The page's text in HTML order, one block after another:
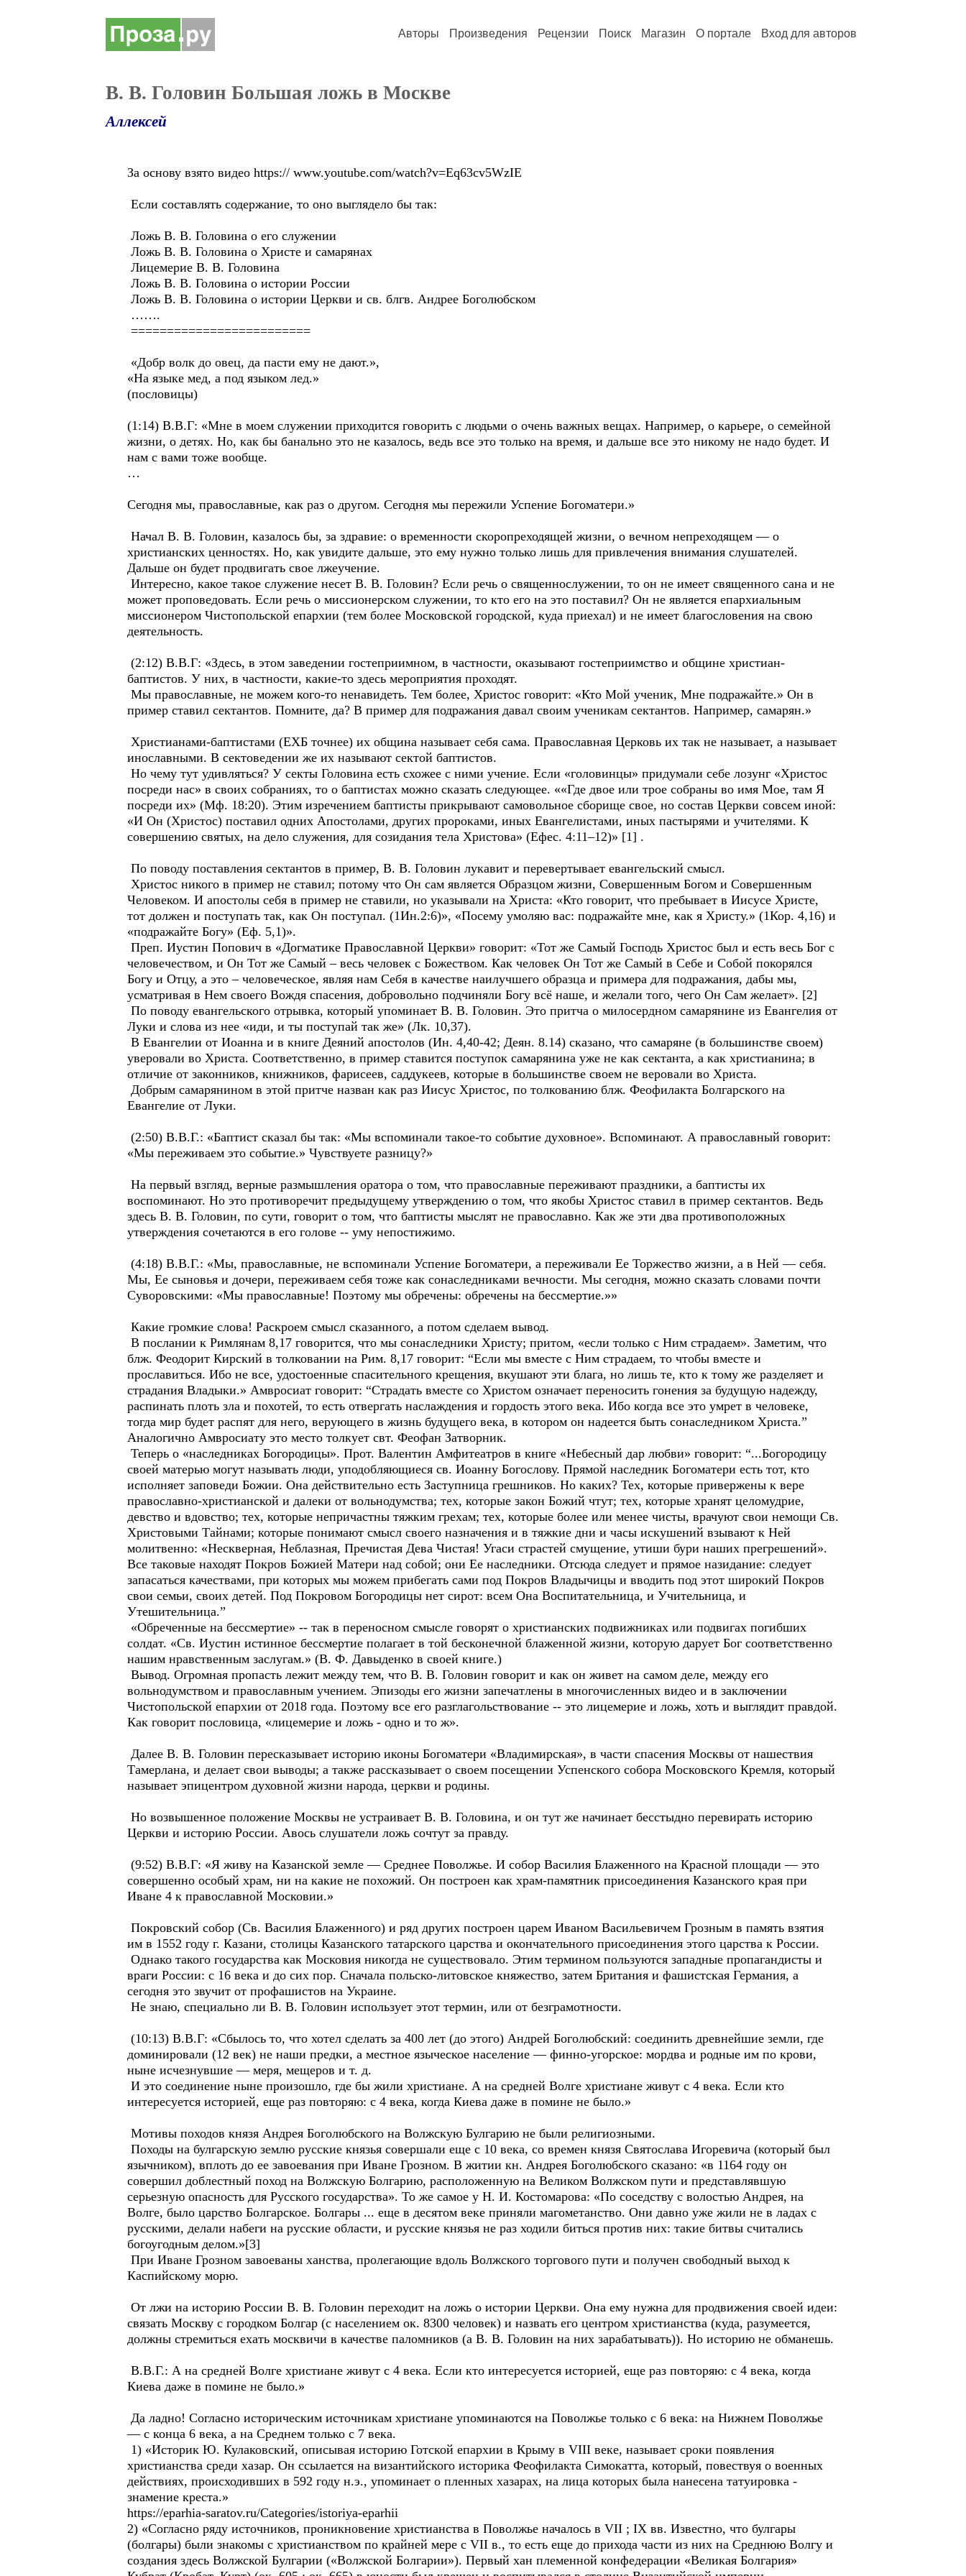
Авторы Произведения Рецензии Поиск Магазин О портале Вход для авторов
В. В. Головин Большая ложь в Москве
Аллексей
За основу взято видео https:// www.youtube.com/watch?v=Eq63cv5WzIE
Если составлять содержание, то оно выглядело бы так:
Ложь В. В. Головина о его служении
Ложь В. В. Головина о Христе и самарянах
Лицемерие В. В. Головина
Ложь В. В. Головина о истории России
Ложь В. В. Головина о истории Церкви и св. блгв. Андрее Боголюбском
…….
=========================
«Добр волк до овец, да пасти ему не дают.»,
«На языке мед, а под языком лед.»
(пословицы)
(1:14) В.В.Г: «Мне в моем служении приходится говорить с людьми о очень важных вещах. Например, о карьере, о семейной
жизни, о детях. Но, как бы банально это не казалось, ведь все это только на время, и дальше все это никому не надо будет. И
нам с вами тоже вообще.
…
Сегодня мы, православные, как раз о другом. Сегодня мы пережили Успение Богоматери.»
Начал В. В. Головин, казалось бы, за здравие: о временности скоропреходящей жизни, о вечном непреходящем — о
христианских ценностях. Но, как увидите дальше, это ему нужно только лишь для привлечения внимания слушателей.
Дальше он будет продвигать свое лжеучение.
Интересно, какое такое служение несет В. В. Головин? Если речь о священнослужении, то он не имеет священного сана и не
может проповедовать. Если речь о миссионерском служении, то кто его на это поставил? Он не является епархиальным
миссионером Чистопольской епархии (тем более Московской городской, куда приехал) и не имеет благословения на свою
деятельность.
(2:12) В.В.Г: «Здесь, в этом заведении гостеприимном, в частности, оказывают гостеприимство и общине христиан-
баптистов. У них, в частности, какие-то здесь мероприятия проходят.
Мы православные, не можем кого-то ненавидеть. Тем более, Христос говорит: «Кто Мой ученик, Мне подражайте.» Он в
пример ставил сектантов. Помните, да? В пример для подражания давал своим ученикам сектантов. Например, самарян.»
Христианами-баптистами (ЕХБ точнее) их община называет себя сама. Православная Церковь их так не называет, а называет
инославными. В сектоведении же их называют сектой баптистов.
Но чему тут удивляться? У секты Головина есть схожее с ними учение. Если «головинцы» придумали себе лозунг «Христос
посреди нас» в своих собраниях, то о баптистах можно сказать следующее. ««Где двое или трое собраны во имя Мое, там Я
посреди их» (Мф. 18:20). Этим изречением баптисты прикрывают самовольное сборище свое, но состав Церкви совсем иной:
«И Он (Христос) поставил одних Апостолами, других пророками, иных Евангелистами, иных пастырями и учителями. К
совершению святых, на дело служения, для созидания тела Христова» (Ефес. 4:11–12)» [1] .
По поводу поставления сектантов в пример, В. В. Головин лукавит и перевертывает евангельский смысл.
Христос никого в пример не ставил; потому что Он сам является Образцом жизни, Совершенным Богом и Совершенным
Человеком. И апостолы себя в пример не ставили, но указывали на Христа: «Кто говорит, что пребывает в Иисусе Христе,
тот должен и поступать так, как Он поступал. (1Ин.2:6)», «Посему умоляю вас: подражайте мне, как я Христу.» (1Кор. 4,16) и
«подражайте Богу» (Еф. 5,1)».
Преп. Иустин Попович в «Догматике Православной Церкви» говорит: «Тот же Самый Господь Христос был и есть весь Бог с
человечеством, и Он Тот же Самый – весь человек с Божеством. Как человек Он Тот же Самый в Себе и Собой покорялся
Богу и Отцу, а это – человеческое, являя нам Себя в качестве наилучшего образца и примера для подражания, дабы мы,
усматривая в Нем своего Вождя спасения, добровольно подчиняли Богу всё наше, и желали того, чего Он Сам желает». [2]
По поводу евангельского отрывка, который упоминает В. В. Головин. Это притча о милосердном самарянине из Евангелия от
Луки и слова из нее «иди, и ты поступай так же» (Лк. 10,37).
В Евангелии от Иоанна и в книге Деяний апостолов (Ин. 4,40-42; Деян. 8.14) сказано, что самаряне (в большинстве своем)
уверовали во Христа. Соответственно, в пример ставится поступок самарянина уже не как сектанта, а как христианина; в
отличие от законников, книжников, фарисеев, саддукеев, которые в большинстве своем не веровали во Христа.
Добрым самарянином в этой притче назван как раз Иисус Христос, по толкованию блж. Феофилакта Болгарского на
Евангелие от Луки.
(2:50) В.В.Г.: «Баптист сказал бы так: «Мы вспоминали такое-то событие духовное». Вспоминают. А православный говорит:
«Мы переживаем это событие.» Чувствуете разницу?»
На первый взгляд, верные размышления оратора о том, что православные переживают праздники, а баптисты их
воспоминают. Но это противоречит предыдущему утверждению о том, что якобы Христос ставил в пример сектантов. Ведь
здесь В. В. Головин, по сути, говорит о том, что баптисты мыслят не православно. Как же эти два противоположных
утверждения сочетаются в его голове -- уму непостижимо.
(4:18) В.В.Г.: «Мы, православные, не вспоминали Успение Богоматери, а переживали Ее Торжество жизни, а в Ней — себя.
Мы, Ее сыновья и дочери, переживаем себя тоже как сонаследниками вечности. Мы сегодня, можно сказать словами почти
Суворовскими: «Мы православные! Поэтому мы обречены: обречены на бессмертие.»»
Какие громкие слова! Раскроем смысл сказанного, а потом сделаем вывод.
В послании к Римлянам 8,17 говорится, что мы сонаследники Христу; притом, «если только с Ним страдаем». Заметим, что
блж. Феодорит Кирский в толковании на Рим. 8,17 говорит: “Если мы вместе с Ним страдаем, то чтобы вместе и
прославиться. Ибо не все, удостоенные спасительного крещения, вкушают эти блага, но лишь те, кто к тому же разделяет и
страдания Владыки.» Амвросиат говорит: “Страдать вместе со Христом означает переносить гонения за будущую надежду,
распинать плоть зла и похотей, то есть отвергать наслаждения и гордость этого века. Ибо когда все это умрет в человеке,
тогда мир будет распят для него, верующего в жизнь будущего века, в котором он надеется быть сонаследником Христа.”
Аналогично Амвросиату это место толкует свт. Феофан Затворник.
Теперь о «наследниках Богородицы». Прот. Валентин Амфитеатров в книге «Небесный дар любви» говорит: “...Богородицу
своей матерью могут называть люди, уподобляющиеся св. Иоанну Богослову. Прямой наследник Богоматери есть тот, кто
исполняет заповеди Божии. Она действительно есть Заступница грешников. Но каких? Тех, которые привержены к вере
православно-христианской и далеки от вольнодумства; тех, которые закон Божий чтут; тех, которые хранят целомудрие,
девство и вдовство; тех, которые непричастны тяжким грехам; тех, которые более или менее чисты, врачуют свои немощи Св.
Христовыми Тайнами; которые понимают смысл своего назначения и в тяжкие дни и часы искушений взывают к Ней
молитвенно: «Нескверная, Неблазная, Пречистая Дева Чистая! Угаси страстей смущение, утиши бури наших прегрешений».
Все таковые находят Покров Божией Матери над собой; они Ее наследники. Отсюда следует и прямое назидание: следует
запасаться качествами, при которых мы можем прибегать сами под Покров Владычицы и вводить под этот широкий Покров
свои семьи, своих детей. Под Покровом Богородицы нет сирот: всем Она Воспитательница, и Учительница, и
Утешительница.”
«Обреченные на бессмертие» -- так в переносном смысле говорят о христианских подвижниках или подвигах погибших
солдат. «Св. Иустин истинное бессмертие полагает в той бесконечной блаженной жизни, которую дарует Бог соответственно
нашим нравственным заслугам.» (В. Ф. Давыденко в своей книге.)
Вывод. Огромная пропасть лежит между тем, что В. В. Головин говорит и как он живет на самом деле, между его
вольнодумством и православным учением. Эпизоды его жизни запечатлены в многочисленных видео и в заключении
Чистопольской епархии от 2018 года. Поэтому все его разглагольствование -- это лицемерие и ложь, хоть и выглядит правдой.
Как говорит пословица, «лицемерие и ложь - одно и то ж».
Далее В. В. Головин пересказывает историю иконы Богоматери «Владимирская», в части спасения Москвы от нашествия
Тамерлана, и делает свои выводы; а также рассказывает о своем посещении Успенского собора Московского Кремля, который
называет эпицентром духовной жизни народа, церкви и родины.
Но возвышенное положение Москвы не устраивает В. В. Головина, и он тут же начинает бесстыдно перевирать историю
Церкви и историю России. Авось слушатели ложь сочтут за правду.
(9:52) В.В.Г: «Я живу на Казанской земле — Среднее Поволжье. И собор Василия Блаженного на Красной площади — это
совершенно особый храм, ни на какие не похожий. Он построен как храм-памятник присоединения Казанского края при
Иване 4 к православной Московии.»
Покровский собор (Св. Василия Блаженного) и ряд других построен царем Иваном Васильевичем Грозным в память взятия
им в 1552 году г. Казани, столицы Казанского татарского царства и окончательного присоединения этого царства к России.
Однако такого государства как Московия никогда не существовало. Этим термином пользуются западные пропагандисты и
враги России: с 16 века и до сих пор. Сначала польско-литовское княжество, затем Британия и фашистская Германия, а
сегодня это звучит от профашистов на Украине.
Не знаю, специально ли В. В. Головин использует этот термин, или от безграмотности.
(10:13) В.В.Г: «Сбылось то, что хотел сделать за 400 лет (до этого) Андрей Боголюбский: соединить древнейшие земли, где
доминировали (12 век) не наши предки, а местное языческое население — финно-угорское: мордва и родные им по крови,
ныне исчезнувшие — меря, мещеров и т. д.
И это соединение ныне произошло, где бы жили христиане. А на средней Волге христиане живут с 4 века. Если кто
интересуется историей, еще раз повторяю: c 4 века, когда Киева даже в помине не было.»
Мотивы походов князя Андрея Боголюбского на Волжскую Булгарию не были религиозными.
Походы на булгарскую землю русские князья совершали еще с 10 века, со времен князя Святослава Игоревича (который был
язычником), вплоть до ее завоевания при Иване Грозном. В житии кн. Андрея Боголюбского сказано: «в 1164 году он
совершил доблестный поход на Волжскую Болгарию, расположенную на Великом Волжском пути и представлявшую
серьезную опасность для Русского государства». То же самое у Н. И. Костомарова: «По соседству с волостью Андрея, на
Волге, было царство Болгарское. Болгары ... еще в десятом веке приняли магометанство. Они давно уже жили не в ладах с
русскими, делали набеги на русские области, и русские князья не раз ходили биться против них: такие битвы считались
богоугодным делом.»[3]
При Иване Грозном завоеваны ханства, пролегающие вдоль Волжского торгового пути и получен свободный выход к
Каспийскому морю.
От лжи на историю России В. В. Головин переходит на ложь о истории Церкви. Она ему нужна для продвижения своей идеи:
связать Москву с городком Болгар (с населением ок. 8300 человек) и назвать его центром христианства (куда, разумеется,
должны стремиться ехать москвичи в качестве паломников (а В. В. Головин на них зарабатывать)). Но историю не обманешь.
В.В.Г.: А на средней Волге христиане живут с 4 века. Если кто интересуется историей, еще раз повторяю: c 4 века, когда
Киева даже в помине не было.»
Да ладно! Согласно историческим источникам христиане упоминаются на Поволжье только с 6 века: на Нижнем Поволжье
— с конца 6 века, а на Среднем только с 7 века.
1) «Историк Ю. Кулаковский, описывая историю Готской епархии в Крыму в VIII веке, называет сроки появления
христианства среди хазар. Он ссылается на византийского историка Феофилакта Симокатта, который, повествуя о военных
действиях, происходивших в 592 году н.э., упоминает о пленных хазарах, на лица которых была нанесена татуировка -
знамение креста.»
https://eparhia-saratov.ru/Categories/istoriya-eparhii
2) «Согласно ряду источников, проникновение христианства в Поволжье началось в VII ; IX вв. Известно, что булгары
(болгары) были знакомы с христианством по крайней мере с VII в., то есть еще до прихода части из них на Среднюю Волгу и
создания здесь Волжской Булгарии («Волжской Болгарии»). Первый хан племенной конфедерации «Великая Болгария»